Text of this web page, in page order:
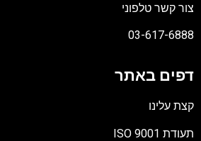
צור קשר טלפוני
03-617-6888
דפים באתר
קצת עלינו
תעודת ISO 9001